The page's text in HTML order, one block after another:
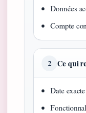
Données
Compte
2 Ce qui
Date